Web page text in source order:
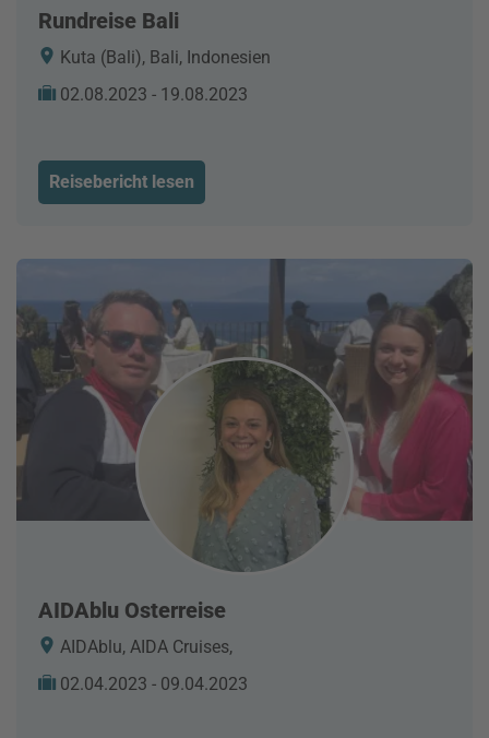
Rundreise Bali
Kuta (Bali), Bali, Indonesien
02.08.2023 - 19.08.2023
Reisebericht lesen
AIDAblu Osterreise
AIDAblu, AIDA Cruises,
02.04.2023 - 09.04.2023